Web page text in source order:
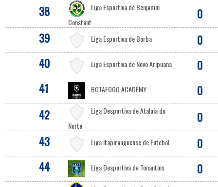
38
Liga Esportiva de Benjamin
Constant
0
39
Liga Esportiva de Borba
0
40
Liga Esportiva de Novo Aripuanã
0
41
BOTAFOGO ACADEMY
0
42
Liga Desportiva de Atalaia do
Norte
0
43
Liga Itapiranguense de Futebol
0
44
Liga Desportiva de Tonantins
0